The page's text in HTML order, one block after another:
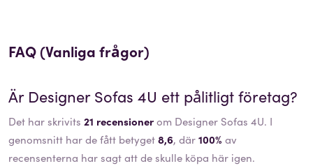
FAQ (Vanliga frågor)
Är Designer Sofas 4U ett pålitligt företag?
Det har skrivits 21 recensionerom Designer Sofas 4U. I
genomsnitt har de fått betyget8,6, där100% av
recensenterna har sagt att de skulle köpa här igen.